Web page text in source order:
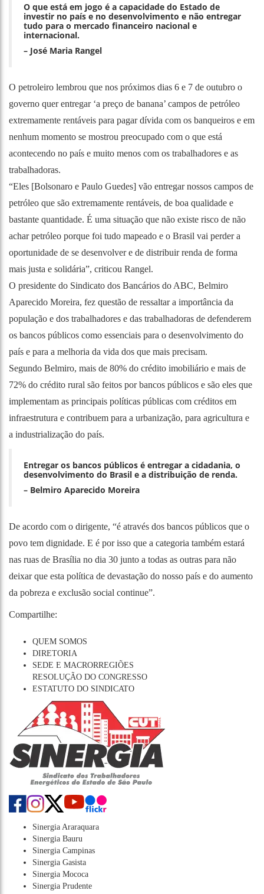
O que está em jogo é a capacidade do Estado de
investir no país e no desenvolvimento e não entregar
tudo para o mercado financeiro nacional e
internacional.
– José Maria Rangel
O petroleiro lembrou que nos próximos dias 6 e 7 de outubro o
governo quer entregar ‘a preço de banana’ campos de petróleo
extremamente rentáveis para pagar dívida com os banqueiros e em
nenhum momento se mostrou preocupado com o que está
acontecendo no país e muito menos com os trabalhadores e as
trabalhadoras.
“Eles [Bolsonaro e Paulo Guedes] vão entregar nossos campos de
petróleo que são extremamente rentáveis, de boa qualidade e
bastante quantidade. É uma situação que não existe risco de não
achar petróleo porque foi tudo mapeado e o Brasil vai perder a
oportunidade de se desenvolver e de distribuir renda de forma
mais justa e solidária”, criticou Rangel.
O presidente do Sindicato dos Bancários do ABC, Belmiro
Aparecido Moreira, fez questão de ressaltar a importância da
população e dos trabalhadores e das trabalhadoras de defenderem
os bancos públicos como essenciais para o desenvolvimento do
país e para a melhoria da vida dos que mais precisam.
Segundo Belmiro, mais de 80% do crédito imobiliário e mais de
72% do crédito rural são feitos por bancos públicos e são eles que
implementam as principais políticas públicas com créditos em
infraestrutura e contribuem para a urbanização, para agricultura e
a industrialização do país.
Entregar os bancos públicos é entregar a cidadania, o
desenvolvimento do Brasil e a distribuição de renda.
– Belmiro Aparecido Moreira
De acordo com o dirigente, “é através dos bancos públicos que o
povo tem dignidade. E é por isso que a categoria também estará
nas ruas de Brasília no dia 30 junto a todas as outras para não
deixar que esta política de devastação do nosso país e do aumento
da pobreza e exclusão social continue”.
Compartilhe:
QUEM SOMOS
DIRETORIA
SEDE E MACRORREGIÕES
RESOLUÇÃO DO CONGRESSO
ESTATUTO DO SINDICATO
Sinergia Araraquara
Sinergia Bauru
Sinergia Campinas
Sinergia Gasista
Sinergia Mococa
Sinergia Prudente